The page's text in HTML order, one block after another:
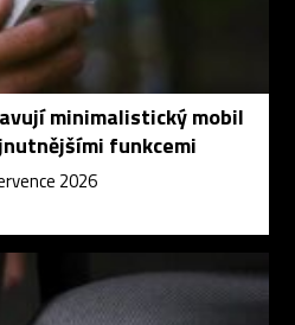
minimalistický mobil
funkcemi
2026